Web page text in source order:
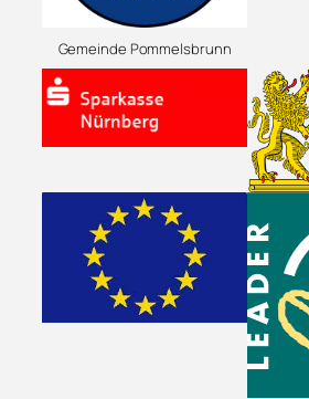
Gemeinde Pommelsbrunn